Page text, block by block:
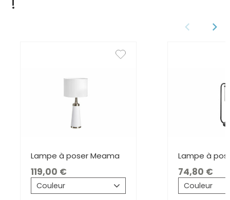
!
Lampe à poser Meama
119,00
Couleur
Lampe à
74,80
Couleur